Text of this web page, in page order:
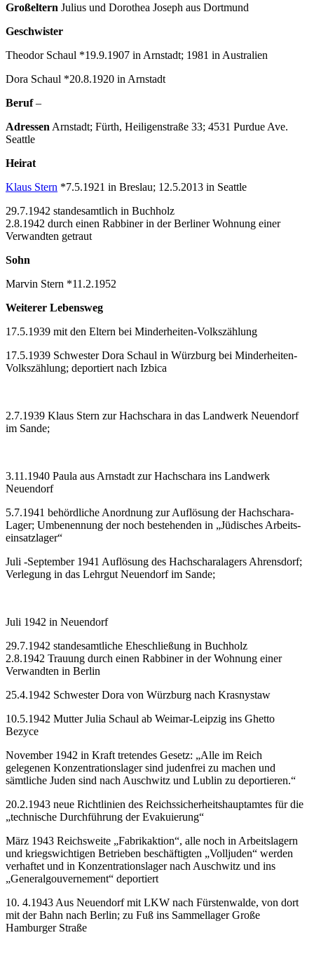
Großeltern Julius und Dorothea Joseph aus Dortmund
Geschwister
Theodor Schaul *19.9.1907 in Arnstadt; 1981 in Australien
Dora Schaul *20.8.1920 in Arnstadt
Beruf–
Adressen Arnstadt; Fürth, Heiligenstraße 33; 4531 Purdue Ave.
Seattle
Heirat
Klaus Stern *7.5.1921 in Breslau; 12.5.2013 in Seattle
29.7.1942 standesamtlich in Buchholz
2.8.1942 durch einen Rabbiner in der Berliner Wohnung einer
Verwandten getraut
Sohn
Marvin Stern *11.2.1952
Weiterer Lebensweg
17.5.1939 mit den Eltern bei Minderheiten-Volkszählung
17.5.1939 Schwester Dora Schaul in Würzburg bei Minderheiten-
Volkszählung; deportiert nach Izbica
2.7.1939 Klaus Stern zur Hachschara in das Landwerk Neuendorf
im Sande;
3.11.1940 Paula aus Arnstadt zur Hachschara ins Landwerk
Neuendorf
5.7.1941 behördliche Anordnung zur Auflösung der Hachschara-
Lager; Um­be­nen­nung der noch bestehenden in „Jü­di­sches Ar­beits­
ein­satz­lager“
Juli -September 1941 Auflösung des Hachscharalagers Ahrensdorf;
Verlegung in das Lehrgut Neuendorf im Sande;
Juli 1942 in Neuendorf
29.7.1942 standesamtliche Eheschließung in Buchholz
2.8.1942 Trauung durch einen Rabbiner in der Wohnung einer
Verwandten in Berlin
25.4.1942 Schwester Dora von Würzburg nach Krasnystaw
10.5.1942 Mutter Julia Schaul ab Weimar-Leipzig ins Ghetto
Bezyce
November 1942 in Kraft tretendes Gesetz: „Alle im Reich
gelegenen Konzentrationslager sind judenfrei zu machen und
sämtliche Juden sind nach Auschwitz und Lublin zu deportieren.“
20.2.1943 neue Richtlinien des Reichssicherheitshauptamtes für die
„technische Durchführung der Evakuierung“
März 1943 Reichsweite „Fabrikaktion“, alle noch in Arbeitslagern
und kriegswichtigen Betrieben beschäftigten „Volljuden“ werden
verhaftet und in Konzentrationslager nach Auschwitz und ins
„Generalgouvernement“ deportiert
10. 4.1943 Aus Neuendorf mit LKW nach Fürstenwalde, von dort
mit der Bahn nach Berlin; zu Fuß ins Sammellager Große
Hamburger Straße